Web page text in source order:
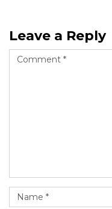
Leave a Reply